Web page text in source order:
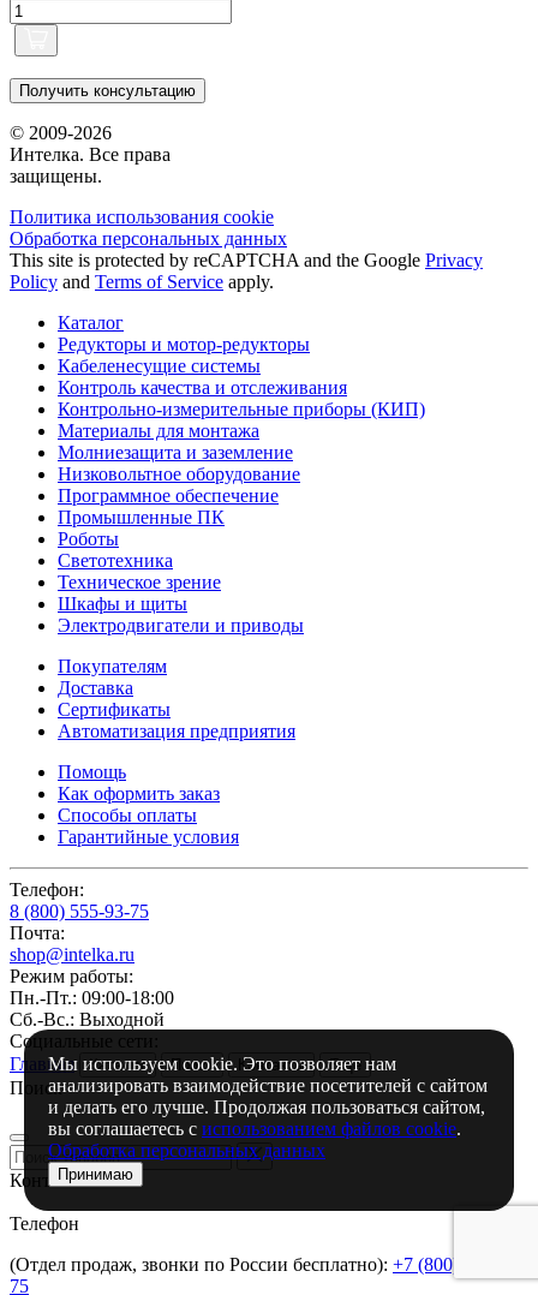
Получить консультацию
© 2009-2026
Интелка. Все права
защищены.
Политика использования сookie
Обработка персональных данных
This site is protected by reCAPTCHA and the Google Privacy
Policy and Terms of Service apply.
Каталог
Редукторы и мотор-редукторы
Кабеленесущие системы
Контроль качества и отслеживания
Контрольно-измерительные приборы (КИП)
Материалы для монтажа
Молниезащита и заземление
Низковольтное оборудование
Программное обеспечение
Промышленные ПК
Роботы
Светотехника
Техническое зрение
Шкафы и щиты
Электродвигатели и приводы
Покупателям
Доставка
Сертификаты
Автоматизация предприятия
Помощь
Как оформить заказ
Способы оплаты
Гарантийные условия
Телефон:
8 (800) 555-93-75
Почта:
shop@intelka.ru
Режим работы:
Пн.-Пт.: 09:00-18:00
Сб.-Вс.: Выходной
Социальные сети:
Главная
Каталог Поиск Контакты Ещё
Поиск
Контакты
Телефон
(Отдел продаж, звонки по России бесплатно): +7 (800) 555-93-
75
Мы используем cookie. Это позволяет нам
анализировать взаимодействие посетителей с сайтом
и делать его лучше. Продолжая пользоваться сайтом,
вы соглашаетесь с использованием файлов cookie.
Обработка персональных данных
Принимаю